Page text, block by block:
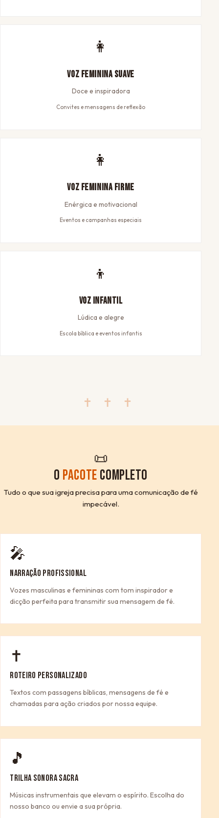
👩
Voz Feminina Suave
Doce e inspiradora
Convites e mensagens de reflexão
👩
Voz Feminina Firme
Enérgica e motivacional
Eventos e campanhas especiais
👦
Voz Infantil
Lúdica e alegre
Escola bíblica e eventos infantis
✝ ✝ ✝
📜
O PACOTE COMPLETO
Tudo o que sua igreja precisa para uma comunicação de fé
impecável.
🎤
NARRAÇÃO PROFISSIONAL
Vozes masculinas e femininas com tom inspirador e
dicção perfeita para transmitir sua mensagem de fé.
✝
ROTEIRO PERSONALIZADO
Textos com passagens bíblicas, mensagens de fé e
chamadas para ação criados por nossa equipe.
🎵
TRILHA SONORA SACRA
Músicas instrumentais que elevam o espírito. Escolha do
nosso banco ou envie a sua própria.